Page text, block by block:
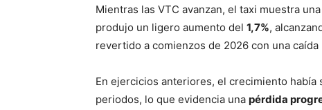
Mientras las VTC avanzan, el taxi muestra
produjo un ligero aumento del 1,7%,
revertido a comienzos de 2026 con una caída
En ejercicios anteriores, el crecimiento
periodos, lo que evidencia una pérdida